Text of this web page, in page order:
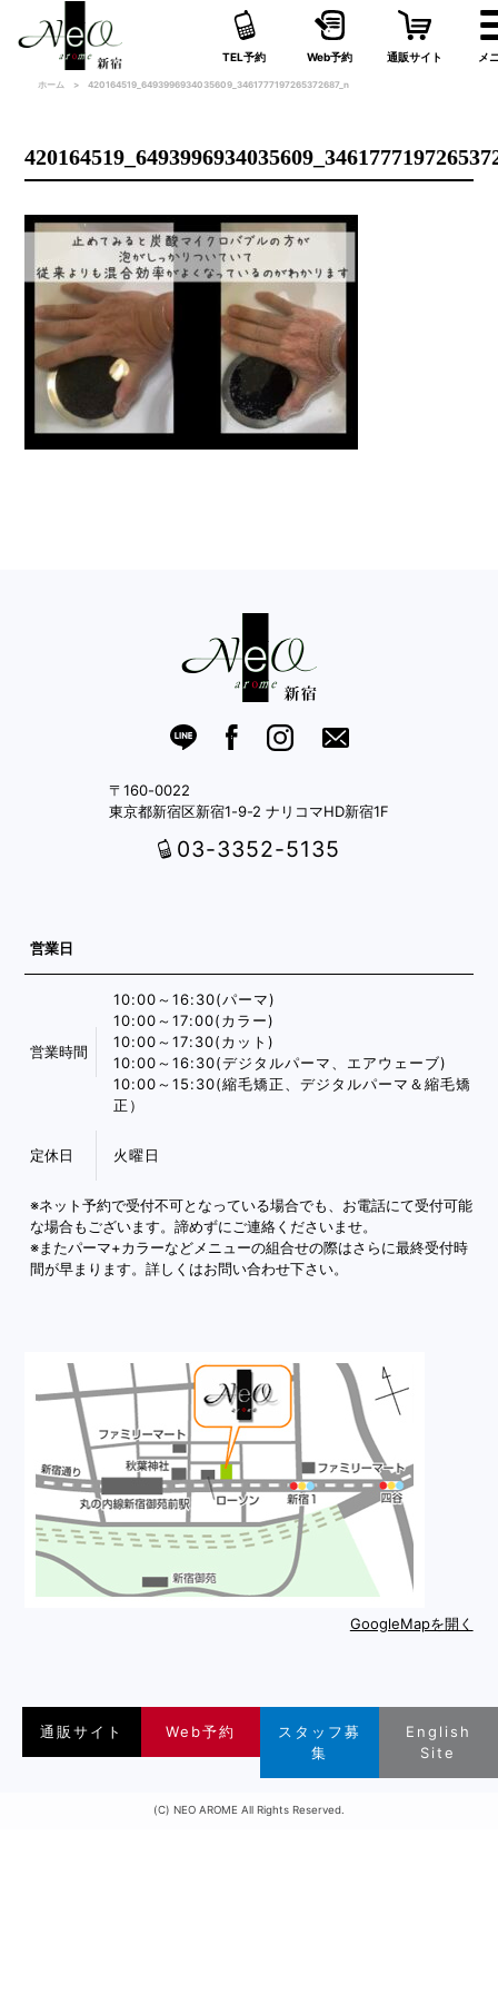
メ
通販サイト
Web予約
TEL予約
ホーム 420164519_6493996934035609_3461777197265372687_n
〒160-0022
東京都新宿区新宿1-9-2 ナリコマHD新宿1F
03-3352-5135
営業日
営業時間
10:00～16:30(パーマ)
10:00～17:00(カラー)
10:00～17:30(カット)
10:00～16:30(デジタルパーマ、エアウェーブ)
10:00～15:30(縮毛矯正、デジタルパーマ＆縮毛矯
正）
定休日 火曜日
※ネット予約で受付不可となっている場合でも、お電話にて受付可能
な場合もございます。諦めずにご連絡くださいませ。
※またパーマ+カラーなどメニューの組合せの際はさらに最終受付時
間が早まります。詳しくはお問い合わせ下さい。
GoogleMapを開く
通販サイト Web予約
スタッフ募
集
English
Site
(C) NEO AROME All Rights Reserved.